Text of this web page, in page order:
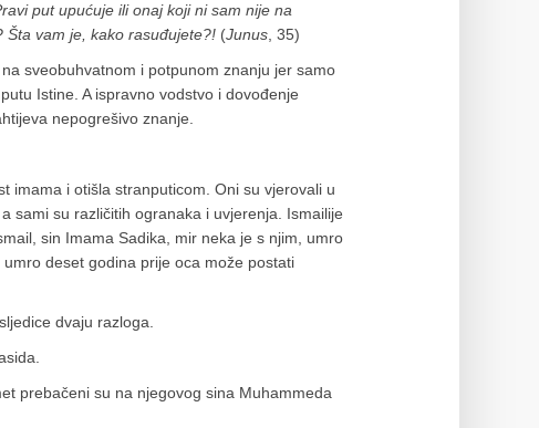
put upućuje ili onaj koji ni sam nije na
vam je, kako rasuđujete?! (Junus, 35)
sveobuhvatnom i potpunom znanju jer samo
Istine. A ispravno vodstvo i dovođenje
nepogrešivo znanje.
imama i otišla stranputicom. Oni su vjerovali u
sami su različitih ogranaka i uvjerenja. Ismailije
sin Imama Sadika, mir neka je s njim, umro
deset godina prije oca može postati
dvaju razloga.
prebačeni su na njegovog sina Muhammeda